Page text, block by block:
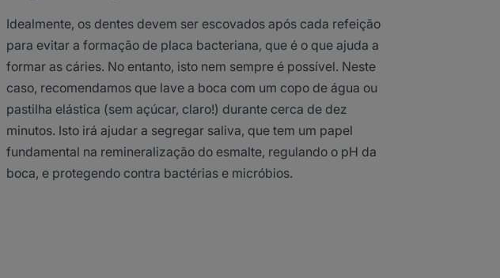
Idealmente, os dentes devem ser escovados após cada refeição
para evitar a formação de placa bacteriana, que é o que ajuda a
formar as cáries. No entanto, isto nem sempre é possível. Neste
caso, recomendamos que lave a boca com um copo de água ou
pastilha elástica (sem açúcar, claro!) durante cerca de dez
minutos. Isto irá ajudar a segregar saliva, que tem um papel
fundamental na remineralização do esmalte, regulando o pH da
boca, e protegendo contra bactérias e micróbios.